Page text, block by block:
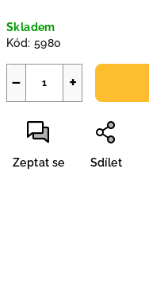
cena:
Skladem
Kód: 5980
+
−
Zeptat se Sdílet